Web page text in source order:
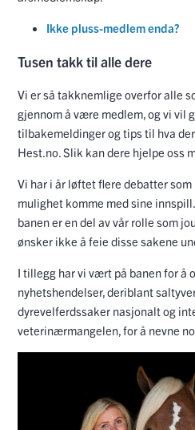
Ikke pluss-medlem enda?
Tusen takk til alle dere
Vi er så takknemlige overfor alle
gjennom å være medlem, og vi vil
tilbakemeldinger og tips til hva
Hest.no. Slik kan dere hjelpe oss
Vi har i år løftet flere debatter
mulighet komme med sine
banen er en del av vår rolle som
ønsker ikke å feie disse sakene
I tillegg har vi vært på banen for å
nyhetshendelser, deriblant
dyrevelferdssaker nasjonalt og
veterinærmangelen, for å nevne